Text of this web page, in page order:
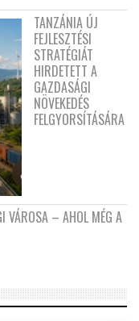
TANZÁNIA ÚJ
FEJLESZTÉSI
STRATÉGIÁT
HIRDETETT A
GAZDASÁGI
NÖVEKEDÉS
FELGYORSÍTÁSÁRA
VÁROSA – AHOL MÉG A